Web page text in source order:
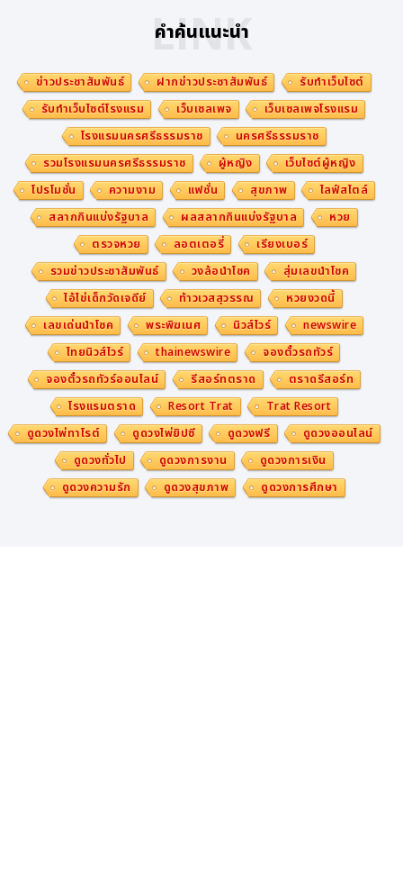
คำค้นแนะนำ
LINK
ข่าวประชาสัมพันธ์ ฝากข่าวประชาสัมพันธ์
รับทำเว็บไซต์
รับทำเว็บไซต์โรงแรม
เว็บเซลเพจ
เว็บเซลเพจโรงแรม
โรงแรมนครศรีธรรมราช
นครศรีธรรมราช
รวมโรงแรมนครศรีธรรมราช
ผู้หญิง
เว็บไซต์ผู้หญิง
โปรโมชั่น
ความงาม แฟชั่น สุขภาพ
ไลฟ์สไตล์
สลากกินแบ่งรัฐบาล
ผลสลากกินแบ่งรัฐบาล
หวย
ตรวจหวย
ลอตเตอรี่
เรียงเบอร์
รวมข่าวประชาสัมพันธ์
วงล้อนำโชค
สุ่มเลขนำโชค
ไอ้ไข่เด็กวัดเจดีย์
ท้าวเวสสุวรรณ
หวยงวดนี้
เลขเด่นนำโชค
พระพิฆเนศ นิวส์ไวร์
newswire
ไทยนิวส์ไวร์
thainewswire
จองตั๋วรถทัวร์
จองตั๋วรถทัวร์ออนไลน์
รีสอร์ทตราด
ตราดรีสอร์ท
โรงแรมตราด
Resort Trat
Trat Resort
ดูดวงไพ่ทาโรต์
ดูดวงไพ่ยิปซี ดูดวงฟรี
ดูดวงออนไลน์
ดูดวงทั่วไป
ดูดวงการงาน
ดูดวงการเงิน
ดูดวงความรัก
ดูดวงสุขภาพ ดูดวงการศึกษา